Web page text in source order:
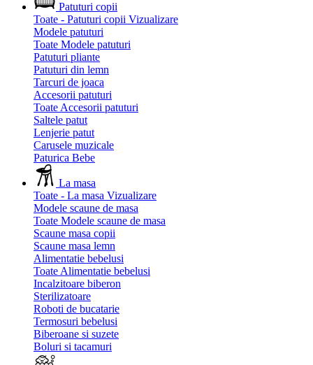
Patuturi copii
Toate - Patuturi copii Vizualizare
Modele patuturi
Toate Modele patuturi
Patuturi pliante
Patuturi din lemn
Tarcuri de joaca
Accesorii patuturi
Toate Accesorii patuturi
Saltele patut
Lenjerie patut
Carusele muzicale
Paturica Bebe
La masa
Toate - La masa Vizualizare
Modele scaune de masa
Toate Modele scaune de masa
Scaune masa copii
Scaune masa lemn
Alimentatie bebelusi
Toate Alimentatie bebelusi
Incalzitoare biberon
Sterilizatoare
Roboti de bucatarie
Termosuri bebelusi
Biberoane si suzete
Boluri si tacamuri